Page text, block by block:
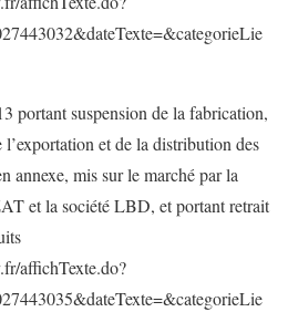
portant suspension de la fabrication,
et de la distribution des
annexe, mis sur le marché par la
et la société LBD, et portant retrait
affichTexte.do?